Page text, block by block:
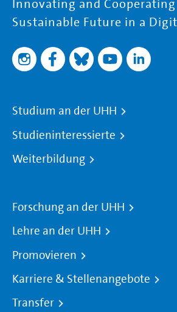
Innovating and
Sustainable Future in a
Studium an der UHH
Studieninteressierte
Weiterbildung
Forschung an der UHH
Lehre an der UHH
Promovieren
Karriere & Stellenangebote
Transfer